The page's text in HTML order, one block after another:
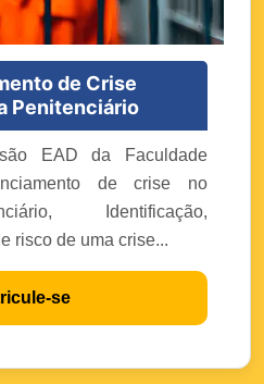
de Crise
Penitenciário
EAD da Faculdade
de crise no
Identificação,
risco de uma crise...
se